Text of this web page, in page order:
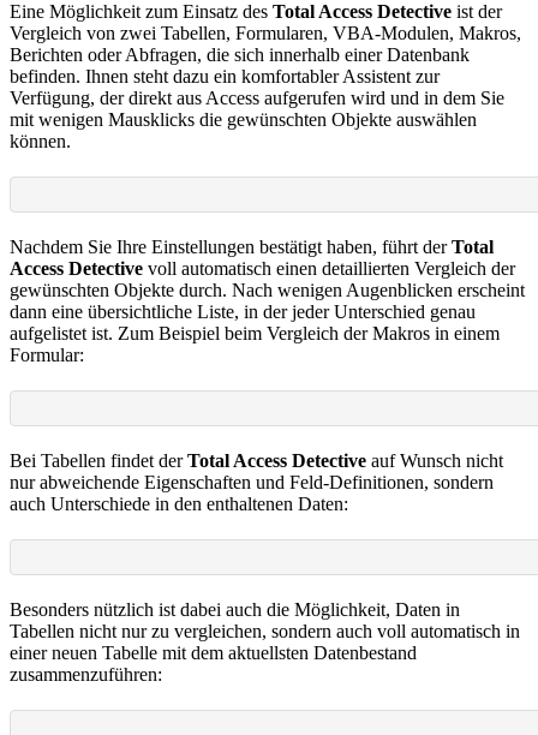
Eine Möglichkeit zum Einsatz des Total Access Detective ist der
Vergleich von zwei Tabellen, Formularen, VBA-Modulen, Makros,
Berichten oder Abfragen, die sich innerhalb einer Datenbank
befinden. Ihnen steht dazu ein komfortabler Assistent zur
Verfügung, der direkt aus Access aufgerufen wird und in dem Sie
mit wenigen Mausklicks die gewünschten Objekte auswählen
können.
Nachdem Sie Ihre Einstellungen bestätigt haben, führt derTotal
Access Detective voll automatisch einen detaillierten Vergleich der
gewünschten Objekte durch. Nach wenigen Augenblicken erscheint
dann eine übersichtliche Liste, in der jeder Unterschied genau
aufgelistet ist. Zum Beispiel beim Vergleich der Makros in einem
Formular:
Bei Tabellen findet derTotal Access Detective auf Wunsch nicht
nur abweichende Eigenschaften und Feld-Definitionen, sondern
auch Unterschiede in den enthaltenen Daten:
Besonders nützlich ist dabei auch die Möglichkeit, Daten in
Tabellen nicht nur zu vergleichen, sondern auch voll automatisch in
einer neuen Tabelle mit dem aktuellsten Datenbestand
zusammenzuführen: